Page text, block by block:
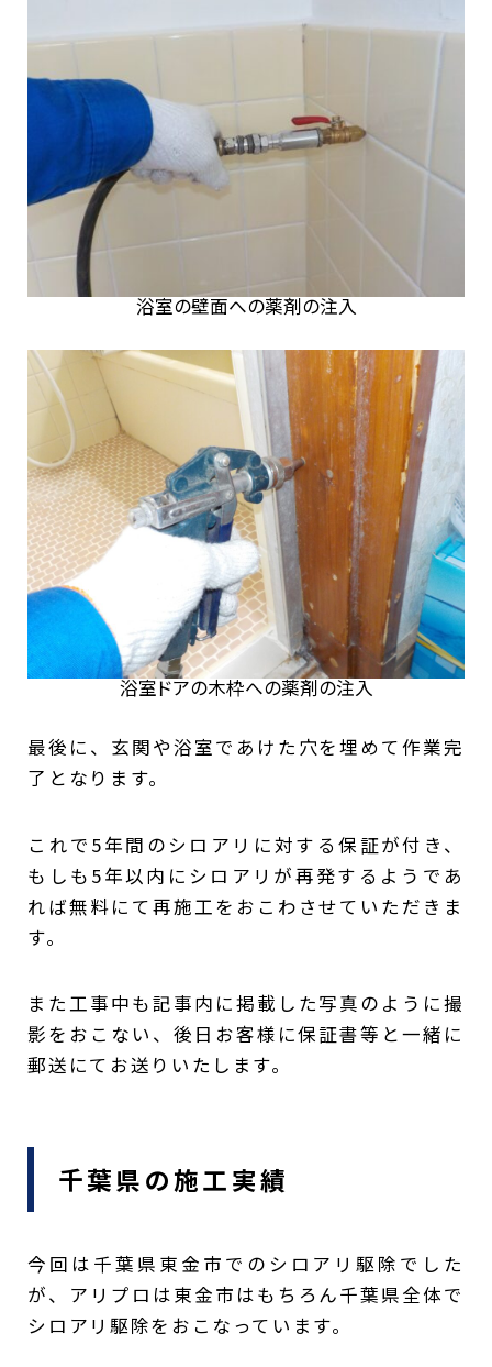
浴室の壁面への薬剤の注入
浴室ドアの木枠への薬剤の注入
最後に、玄関や浴室であけた穴を埋めて作業完
了となります。
これで5年間のシロアリに対する保証が付き、
もしも5年以内にシロアリが再発するようであ
れば無料にて再施工をおこわさせていただきま
す。
また工事中も記事内に掲載した写真のように撮
影をおこない、後日お客様に保証書等と一緒に
郵送にてお送りいたします。
千葉県の施工実績
今回は千葉県東金市でのシロアリ駆除でした
が、アリプロは東金市はもちろん千葉県全体で
シロアリ駆除をおこなっています。